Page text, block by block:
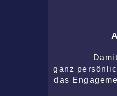
ganz
das